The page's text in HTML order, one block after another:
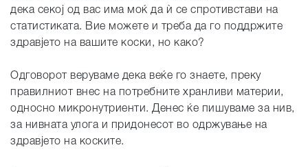
дека секој од вас има моќ да ѝ се спротивстави на
статистиката. Вие можете и треба да го поддржите
здравјето на вашите коски, но како?
Одговорот веруваме дека веќе го знаете, преку
правилниот внес на потребните хранливи материи,
односно микронутриенти. Денес ќе пишуваме за нив,
за нивната улога и придонесот во одржување на
здравјето на коските.